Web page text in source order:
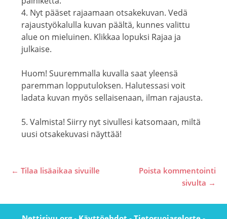
4. Nyt pääset rajaamaan otsakekuvan. Vedä
rajaustyökalulla kuvan päältä, kunnes valittu
alue on mieluinen. Klikkaa lopuksi Rajaa ja
julkaise.
Huom! Suuremmalla kuvalla saat yleensä
paremman lopputuloksen. Halutessasi voit
ladata kuvan myös sellaisenaan, ilman rajausta.
5. Valmista! Siirry nyt sivullesi katsomaan, miltä
uusi otsakekuvasi näyttää!
Post
← Tilaa lisäaikaa sivuille
Poista kommentointi
sivulta →